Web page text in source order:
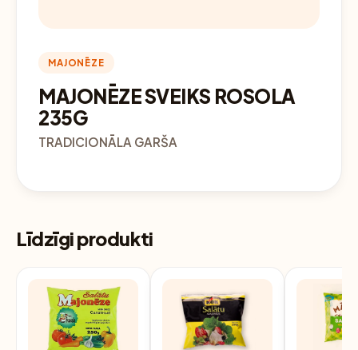
MAJONĒZE
MAJONĒZE SVEIKS ROSOLA
235G
TRADICIONĀLA GARŠA
Līdzīgi produkti